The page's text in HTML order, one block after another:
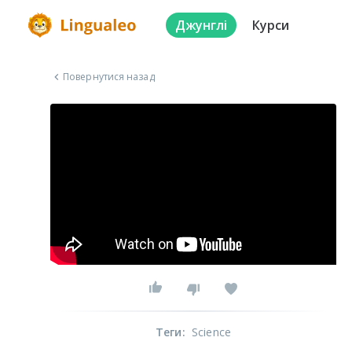
Джунглі Курси
Повернутися назад
Теги: Science